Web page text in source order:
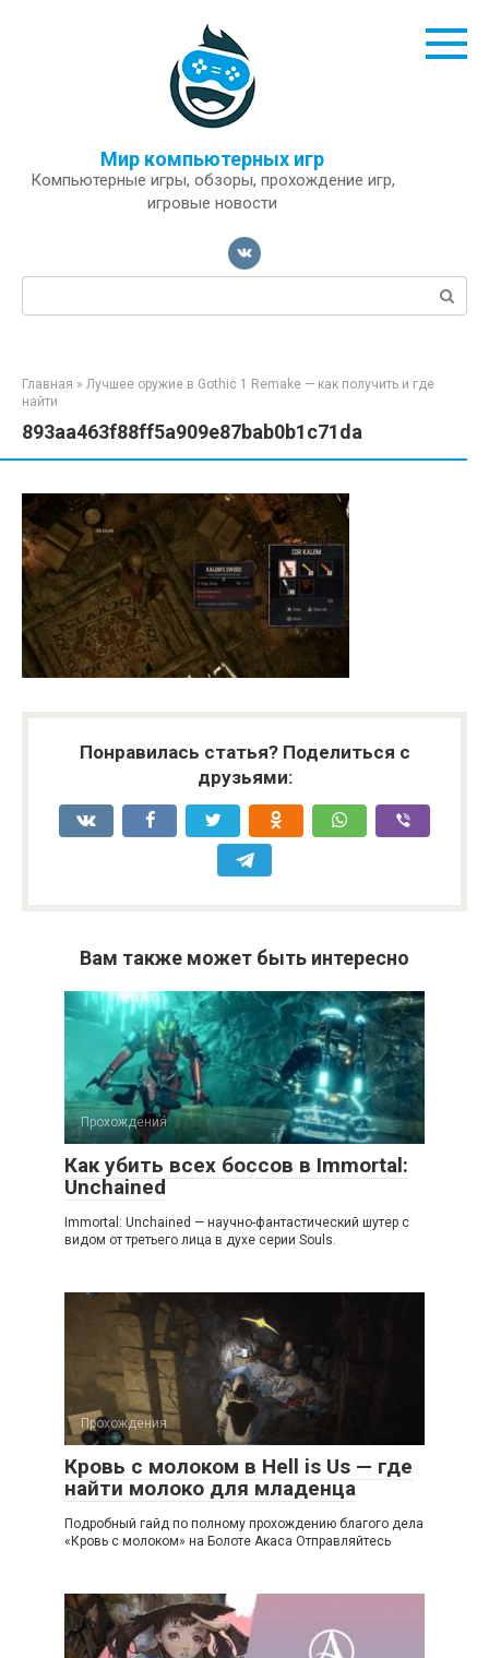
Мир компьютерных игр
Компьютерные игры, обзоры, прохождение игр,
игровые новости
Поиск:
Главная » Лучшее оружие в Gothic 1 Remake — как получить и где
найти
893aa463f88ff5a909e87bab0b1c71da
Понравилась статья? Поделиться с
друзьями:
Вам также может быть интересно
Прохождения
Как убить всех боссов в Immortal:
Unchained
Immortal: Unchained — научно-фантастический шутер с
видом от третьего лица в духе серии Souls.
Прохождения
Кровь с молоком в Hell is Us — где
найти молоко для младенца
Подробный гайд по полному прохождению благого дела
«Кровь с молоком» на Болоте Акаса Отправляйтесь